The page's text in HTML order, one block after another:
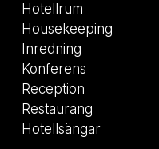
Hotellrum
Housekeeping
Inredning
Konferens
Reception
Restaurang
Hotellsängar